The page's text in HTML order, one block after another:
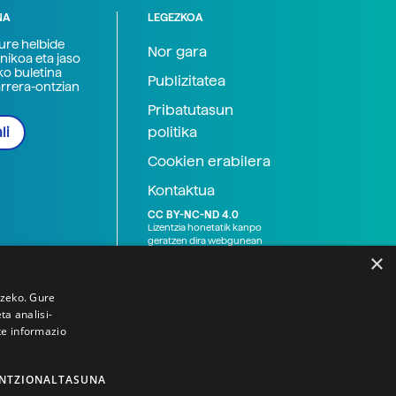
helbide
eta jaso
buletina
ontzian
LEGEZKOA
Nor gara
Publizitatea
Pribatutasun
politika
Cookien erabilera
Kontaktua
CC BY-NC-ND 4.0
Lizentzia honetatik kanpo
geratzen dira webgunean
×
Gure
analisi-
informazio